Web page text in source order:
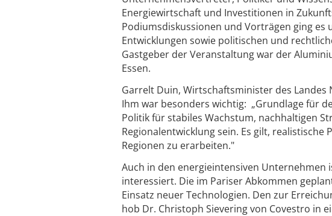
Energiewirtschaft und Investitionen in
Podiumsdiskussionen und Vorträgen ging es
Entwicklungen sowie politischen und
Gastgeber der Veranstaltung war der
Essen.
Garrelt Duin, Wirtschaftsminister des
Ihm war besonders wichtig: „Grundlage für
Politik für stabiles Wachstum, nachhaltigen
Regionalentwicklung sein. Es gilt,
Regionen zu erarbeiten."
Auch in den energieintensiven Unternehmen
interessiert. Die im Pariser Abkommen
Einsatz neuer Technologien. Den zur
hob Dr. Christoph Sievering von Covestro in